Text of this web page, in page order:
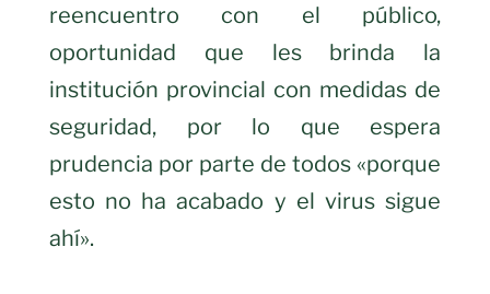
reencuentro con el público,
oportunidad que les brinda la
institución provincial con medidas de
seguridad, por lo que espera
prudencia por parte de todos «porque
esto no ha acabado y el virus sigue
ahí».